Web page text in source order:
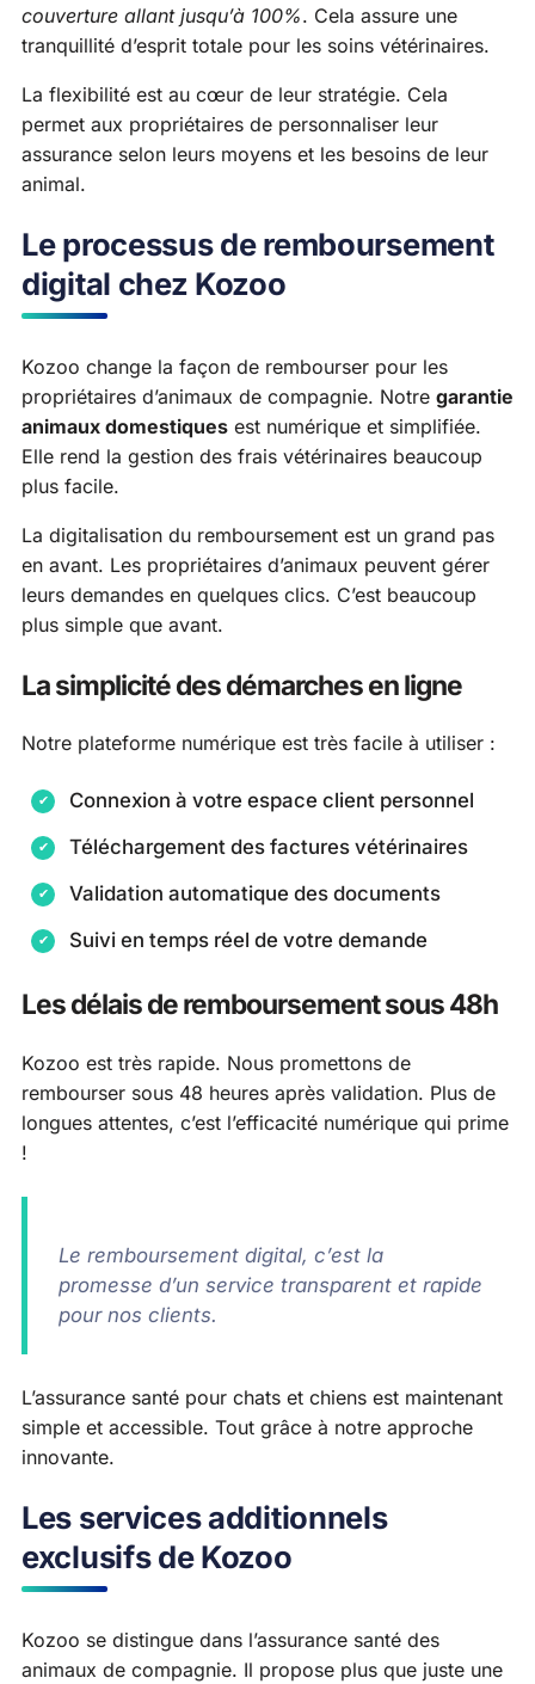
couverture allant jusqu’à 100%. Cela assure une
tranquillité d’esprit totale pour les soins vétérinaires.
La flexibilité est au cœur de leur stratégie. Cela
permet aux propriétaires de personnaliser leur
assurance selon leurs moyens et les besoins de leur
animal.
Le processus de remboursement
digital chez Kozoo
Kozoo change la façon de rembourser pour les
propriétaires d’animaux de compagnie. Notre garantie
animaux domestiques est numérique et simplifiée.
Elle rend la gestion des frais vétérinaires beaucoup
plus facile.
La digitalisation du remboursement est un grand pas
en avant. Les propriétaires d’animaux peuvent gérer
leurs demandes en quelques clics. C’est beaucoup
plus simple que avant.
La simplicité des démarches en ligne
Notre plateforme numérique est très facile à utiliser :
Connexion à votre espace client personnel
Téléchargement des factures vétérinaires
Validation automatique des documents
Suivi en temps réel de votre demande
Les délais de remboursement sous 48h
Kozoo est très rapide. Nous promettons de
rembourser sous 48 heures après validation. Plus de
longues attentes, c’est l’efficacité numérique qui prime
!
Le remboursement digital, c’est la
promesse d’un service transparent et rapide
pour nos clients.
L’assurance santé pour chats et chiens est maintenant
simple et accessible. Tout grâce à notre approche
innovante.
Les services additionnels
exclusifs de Kozoo
Kozoo se distingue dans l’assurance santé des
animaux de compagnie. Il propose plus que juste une